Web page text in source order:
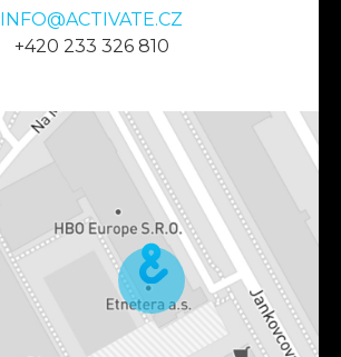
INFO@ACTIVATE.CZ
+420 233 326 810